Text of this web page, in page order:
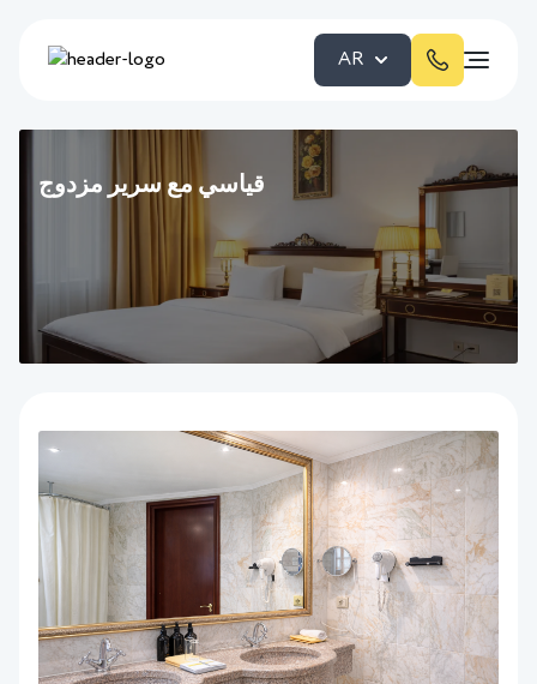
AR
قياسي مع سرير مزدوج